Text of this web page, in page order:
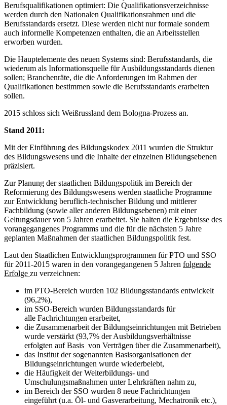
Berufsqualifikationen optimiert: Die Qualifikationsverzeichnisse
werden durch den Nationalen Qualifikationsrahmen und die
Berufsstandards ersetzt. Diese werden nicht nur formale sondern
auch informelle Kompetenzen enthalten, die an Arbeitsstellen
erworben wurden.
Die Hauptelemente des neuen Systems sind: Berufsstandards, die
wiederum als Informationsquelle für Ausbildungsstandards dienen
sollen; Branchenräte, die die Anforderungen im Rahmen der
Qualifikationen bestimmen sowie die Berufsstandards erarbeiten
sollen.
2015 schloss sich Weißrussland dem Bologna-Prozess an.
Stand 2011:
Mit der Einführung des Bildungskodex 2011 wurden die Struktur
des Bildungswesens und die Inhalte der einzelnen Bildungsebenen
präzisiert.
Zur Planung der staatlichen Bildungspolitik im Bereich der
Reformierung des Bildungswesens werden staatliche Programme
zur Entwicklung beruflich-technischer Bildung und mittlerer
Fachbildung (sowie aller anderen Bildungsebenen) mit einer
Geltungsdauer von 5 Jahren erarbeitet. Sie halten die Ergebnisse des
vorangegangenes Programms und die für die nächsten 5 Jahre
geplanten Maßnahmen der staatlichen Bildungspolitik fest.
Laut den Staatlichen Entwicklungsprogrammen für PTO und SSO
für 2011-2015 waren in den vorangegangenen 5 Jahren folgende
Erfolge zu verzeichnen:
im PTO-Bereich wurden 102 Bildungsstandards entwickelt
(96,2%),
im SSO-Bereich wurden Bildungsstandards für
alle Fachrichtungen erarbeitet,
die Zusammenarbeit der Bildungseinrichtungen mit Betrieben
wurde verstärkt (93,7% der Ausbildungsverhältnisse
erfolgten auf Basis von Verträgen über die Zusammenarbeit),
das Institut der sogenannten Basisorganisationen der
Bildungseinrichtungen wurde wiederbelebt,
die Häufigkeit der Weiterbildungs- und
Umschulungsmaßnahmen unter Lehrkräften nahm zu,
im Bereich der SSO wurden 8 neue Fachrichtungen
eingeführt (u.a. Öl- und Gasverarbeitung, Mechatronik etc.),